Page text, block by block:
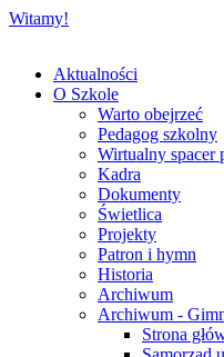
Witamy!
Aktualności
O Szkole
Warto obejrzeć
Pedagog szkolny
Wirtualny spacer
Kadra
Dokumenty
Świetlica
Projekty
Patron i hymn
Historia
Archiwum
Archiwum -
Strona